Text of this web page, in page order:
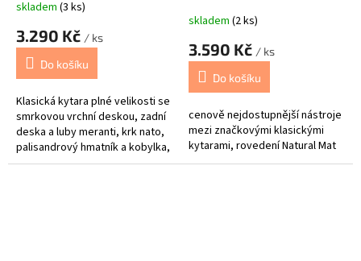
Průměrné
produktu
5,0
5
hvězdiček.
skladem (3 ks)
3.290 Kč / ks
Do košíku
Klasická kytara plné velikosti se
smrkovou vrchní deskou, zadní
deska a luby meranti, krk nato,
palisandrový hmatník a kobylka,
nylonové struny
skladem (2 ks)
3.590 Kč / ks
Do košíku
cenově nejdostupnější nástroje
mezi značkovými klasickými
kytarami, rovedení Natural Mat